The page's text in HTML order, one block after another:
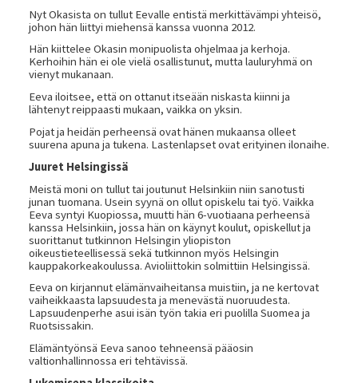
Nyt Okasista on tullut Eevalle entistä merkittävämpi yhteisö,
johon hän liittyi miehensä kanssa vuonna 2012.
Hän kiittelee Okasin monipuolista ohjelmaa ja kerhoja.
Kerhoihin hän ei ole vielä osallistunut, mutta lauluryhmä on
vienyt mukanaan.
Eeva iloitsee, että on ottanut itseään niskasta kiinni ja
lähtenyt reippaasti mukaan, vaikka on yksin.
Pojat ja heidän perheensä ovat hänen mukaansa olleet
suurena apuna ja tukena. Lastenlapset ovat erityinen ilonaihe.
Juuret Helsingissä
Meistä moni on tullut tai joutunut Helsinkiin niin sanotusti
junan tuomana. Usein syynä on ollut opiskelu tai työ. Vaikka
Eeva syntyi Kuopiossa, muutti hän 6-vuotiaana perheensä
kanssa Helsinkiin, jossa hän on käynyt koulut, opiskellut ja
suorittanut tutkinnon Helsingin yliopiston
oikeustieteellisessä sekä tutkinnon myös Helsingin
kauppakorkeakoulussa. Avioliittokin solmittiin Helsingissä.
Eeva on kirjannut elämänvaiheitansa muistiin, ja ne kertovat
vaiheikkaasta lapsuudesta ja menevästä nuoruudesta.
Lapsuudenperhe asui isän työn takia eri puolilla Suomea ja
Ruotsissakin.
Elämäntyönsä Eeva sanoo tehneensä pääosin
valtionhallinnossa eri tehtävissä.